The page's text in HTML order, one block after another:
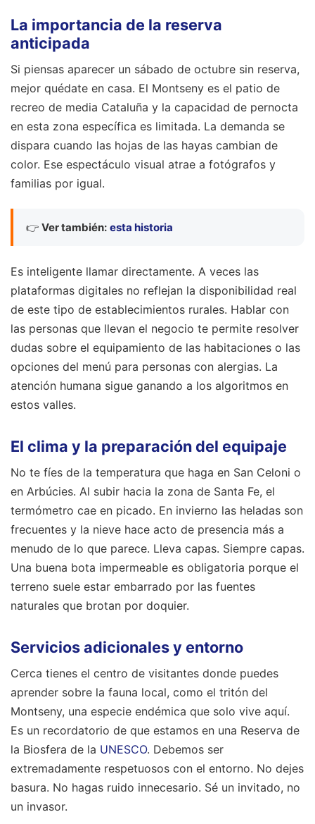
La importancia de la reserva
anticipada
Si piensas aparecer un sábado de octubre sin reserva,
mejor quédate en casa. El Montseny es el patio de
recreo de media Cataluña y la capacidad de pernocta
en esta zona específica es limitada. La demanda se
dispara cuando las hojas de las hayas cambian de
color. Ese espectáculo visual atrae a fotógrafos y
familias por igual.
👉 Ver también: esta historia
Es inteligente llamar directamente. A veces las
plataformas digitales no reflejan la disponibilidad real
de este tipo de establecimientos rurales. Hablar con
las personas que llevan el negocio te permite resolver
dudas sobre el equipamiento de las habitaciones o las
opciones del menú para personas con alergias. La
atención humana sigue ganando a los algoritmos en
estos valles.
El clima y la preparación del equipaje
No te fíes de la temperatura que haga en San Celoni o
en Arbúcies. Al subir hacia la zona de Santa Fe, el
termómetro cae en picado. En invierno las heladas son
frecuentes y la nieve hace acto de presencia más a
menudo de lo que parece. Lleva capas. Siempre capas.
Una buena bota impermeable es obligatoria porque el
terreno suele estar embarrado por las fuentes
naturales que brotan por doquier.
Servicios adicionales y entorno
Cerca tienes el centro de visitantes donde puedes
aprender sobre la fauna local, como el tritón del
Montseny, una especie endémica que solo vive aquí.
Es un recordatorio de que estamos en una Reserva de
la Biosfera de la UNESCO. Debemos ser
extremadamente respetuosos con el entorno. No dejes
basura. No hagas ruido innecesario. Sé un invitado, no
un invasor.